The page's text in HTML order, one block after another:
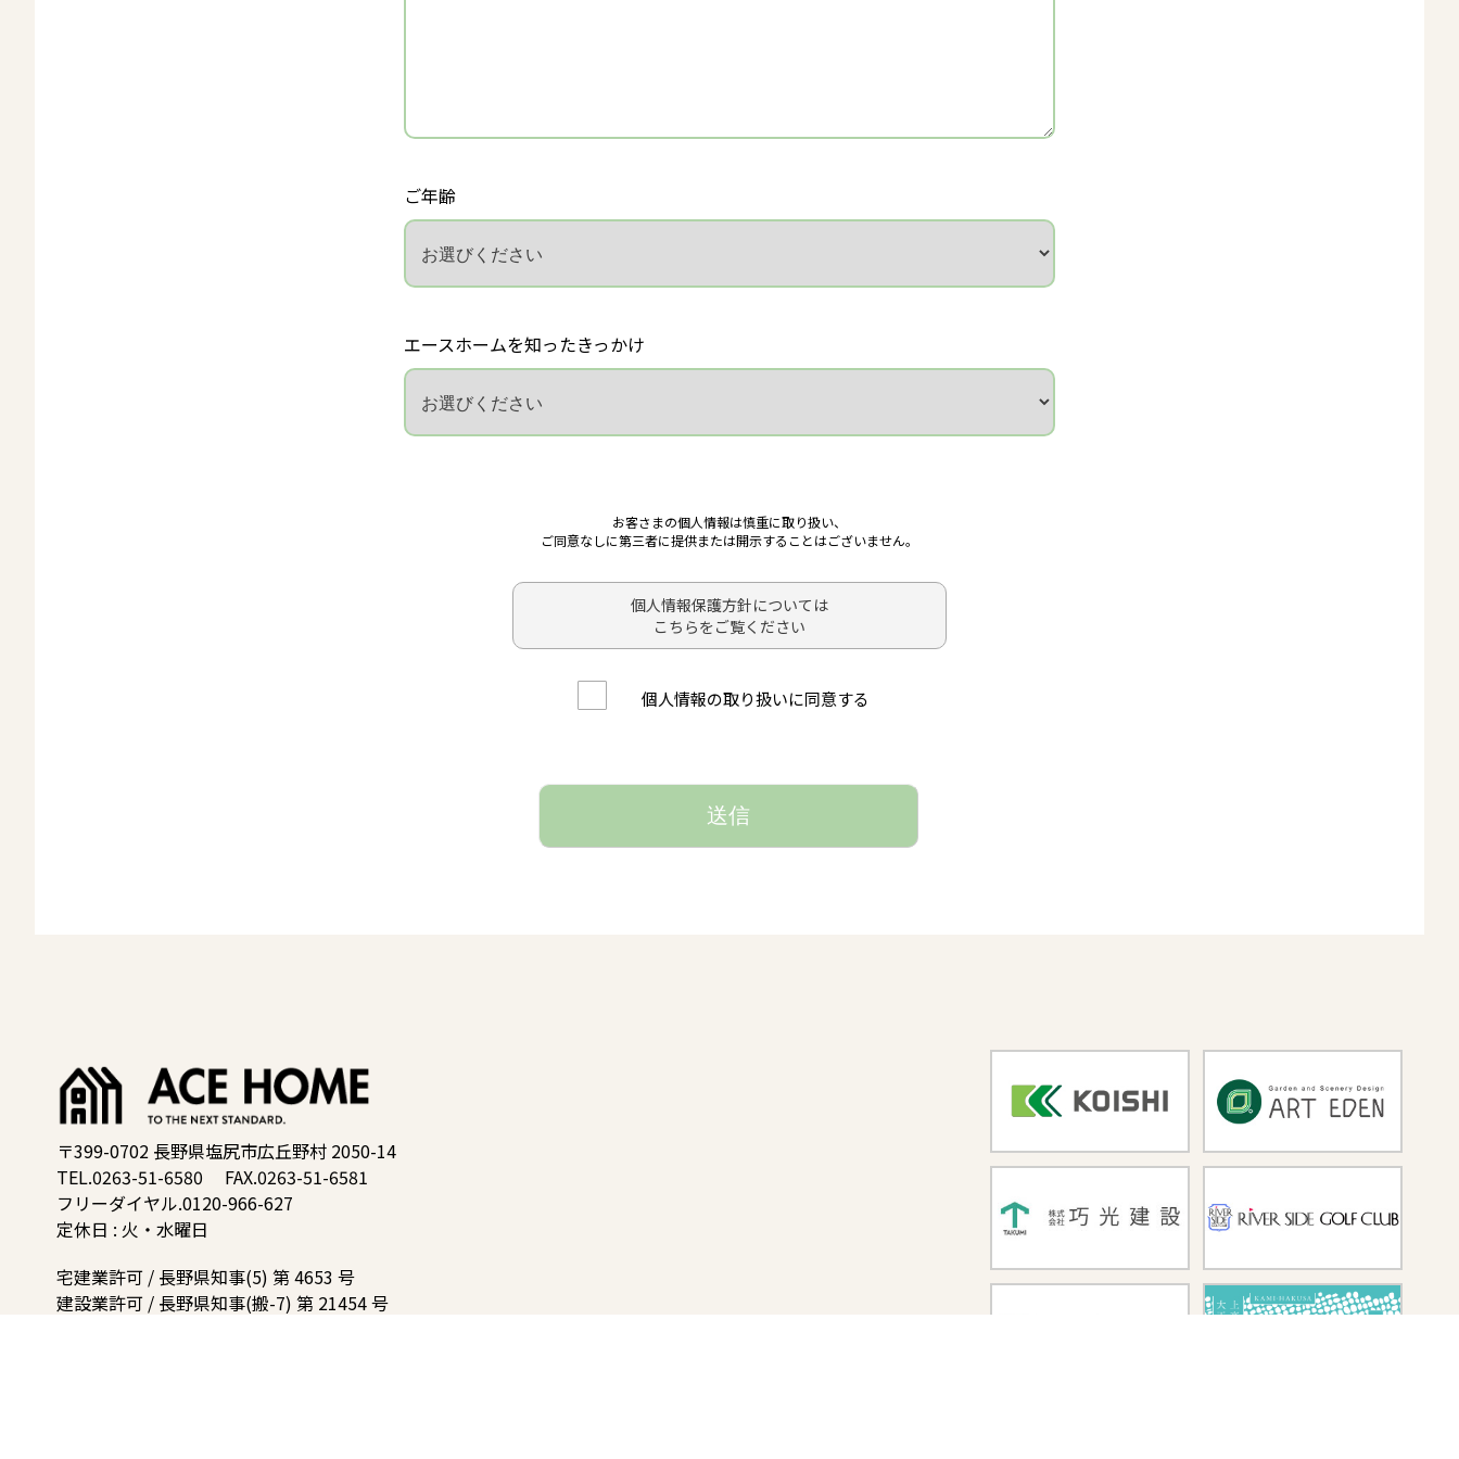
ご年齢
エースホームを知ったきっかけ
お客さまの個人情報は慎重に取り扱い、
ご同意なしに第三者に提供または開示することはございません。
個人情報保護方針については
こちらをご覧ください
個人情報の取り扱いに同意する
〒399-0702 長野県塩尻市広丘野村 2050-14
TEL.0263-51-6580
FAX.0263-51-6581
フリーダイヤル.0120-966-627
定休日 : 火・水曜日
宅建業許可 / 長野県知事(5) 第 4653 号
建設業許可 / 長野県知事(搬-7) 第 21454 号